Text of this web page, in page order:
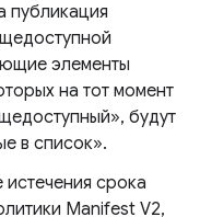
публикация
элементы
на тот момент
будут
в список».
истечения срока
Manifest V2,